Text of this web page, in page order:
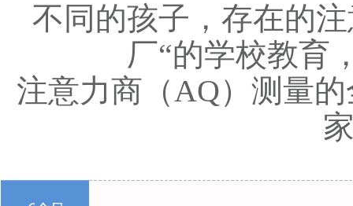
不同的孩子，存在的
厂“的学校教育
注意力商（AQ）测量